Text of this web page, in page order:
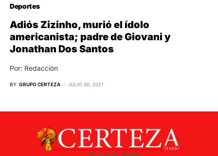
Deportes
Adiós Zizinho, murió el ídolo
americanista; padre de Giovani y
Jonathan Dos Santos
Por: Redacción
BY GRUPO CERTEZA JULIO 30, 2021